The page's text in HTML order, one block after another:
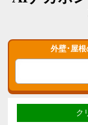
外壁･屋根